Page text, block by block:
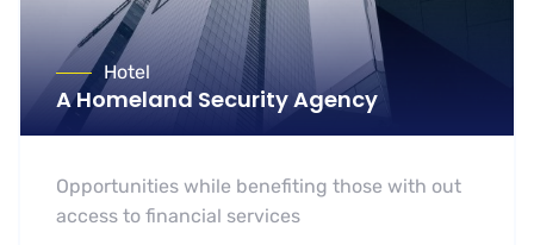
Hotel
A Homeland Security Agency
Opportunities while benefiting those with out
access to financial services